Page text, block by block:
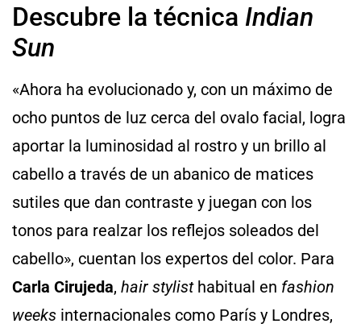
Descubre la técnica Indian
Sun
«Ahora ha evolucionado y, con un máximo de
ocho puntos de luz cerca del ovalo facial, logra
aportar la luminosidad al rostro y un brillo al
cabello a través de un abanico de matices
sutiles que dan contraste y juegan con los
tonos para realzar los reflejos soleados del
cabello», cuentan los expertos del color. Para
Carla Cirujeda, hair stylisthabitual en fashion
weeks internacionales como París y Londres,